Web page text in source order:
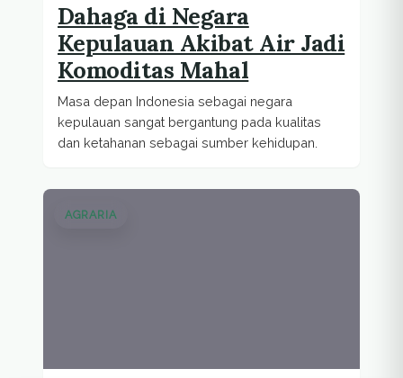
Dahaga di Negara
Kepulauan Akibat Air Jadi
Komoditas Mahal
Masa depan Indonesia sebagai negara
kepulauan sangat bergantung pada kualitas
dan ketahanan sebagai sumber kehidupan.
AGRARIA